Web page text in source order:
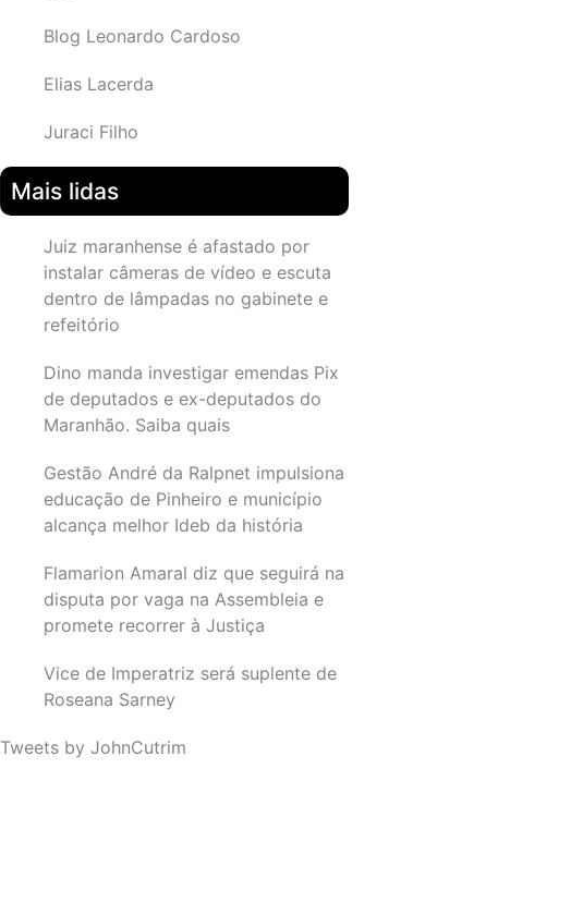
Blog Leonardo Cardoso
Elias Lacerda
Juraci Filho
Mais lidas
Juiz maranhense é afastado por
instalar câmeras de vídeo e escuta
dentro de lâmpadas no gabinete e
refeitório
Dino manda investigar emendas Pix
de deputados e ex-deputados do
Maranhão. Saiba quais
Gestão André da Ralpnet impulsiona
educação de Pinheiro e município
alcança melhor Ideb da história
Flamarion Amaral diz que seguirá na
disputa por vaga na Assembleia e
promete recorrer à Justiça
Vice de Imperatriz será suplente de
Roseana Sarney
Tweets by JohnCutrim